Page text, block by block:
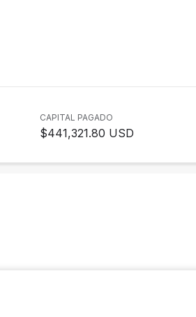
CAPITAL PAGADO
$441,321.80 USD